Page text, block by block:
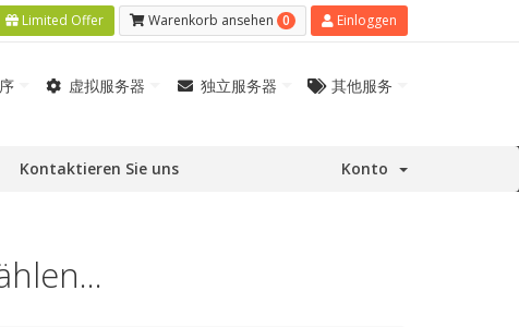
Limited Offer Warenkorb ansehen 0 Einloggen
虚拟服务器 独立服务器 其他服务
Kontaktieren Sie uns Konto